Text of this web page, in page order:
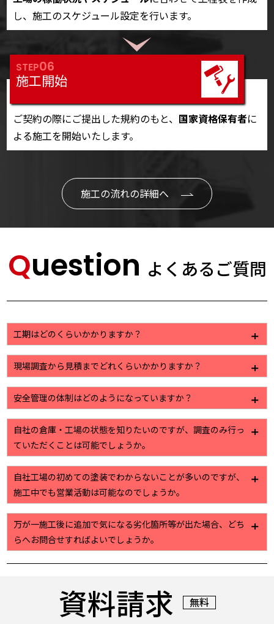
し、施工のスケジュール設定を行います。
STEP06
施工開始
ご契約の際にご提出した規約のもと、 国家資格保有者に
よる施工を開始いたします。
施工の流れの詳細へ
Question よくあるご質問
工期はどのくらいかかりますか？
工事に内容によって様々ですが、一般的な塗装工事で
すと2週間から3週間程になります。
現場調査から見積までどれくらいかかりますか？
建物の大きさや、お出しする資料のご要望によって若
干の違いはありますが、7日から10日ほどで提出させ
ていただいております。
安全管理の体制はどのようになっていますか？
株式会社植田では作業員名簿をはじめ、危険予知活動
日報といった安全管理を目的とした書類の作成・管理
を徹底しております。
自社の倉庫・工場の状態を知りたいのですが、調査のみ行っ
ていただくことは可能でしょうか。
現場調査からお見積り提出までを無料で行っていま
す。工場・倉庫に関する些細なお困りごとでもお気軽
にご相談ください。ご連絡をお待ちしております
自社工場の初めての塗装でわからないことが多いのですが、
施工中でも営業活動は可能なのでしょうか。
詳細は各社様に対して現場調査後のお打ち合わせ時に
調整させていただきますが、最大限通常業務に支障の
出ないよう配慮・手配をさせていただきます。
万が一施工後に追加で気になる劣化箇所等が出た場合、どち
らへお問合せすればよいでしょうか。
基本的にはすべて株式会社植田にて承っております。
すのでご安心ください。
資料請求 無料